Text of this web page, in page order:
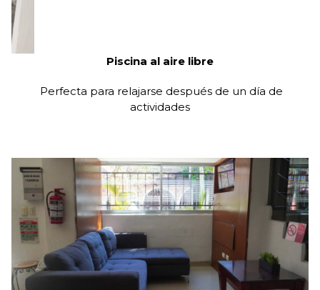
Atención disponible en todo momento para tu
Servicio diario de limpieza